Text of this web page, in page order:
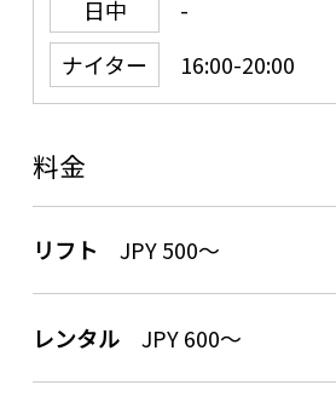
日中
-
ナイター
16:00-20:00
料金
リフト JPY 500～
レンタル JPY 600～